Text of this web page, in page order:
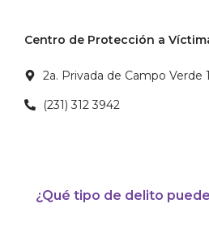
Centro de Protección a
2a. Privada de Campo Verde
(231) 312 3942
¿Qué tipo de delito